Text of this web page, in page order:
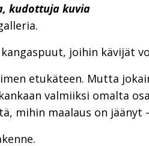
kudottuja kuvia
joihin kävijät
etukäteen. Mutta
valmiiksi omalta
mihin maalaus on jäänyt